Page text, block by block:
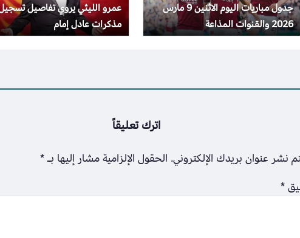
جدول مباريات اليوم الاثنين 9 مارس
2026 والقنوات المذاعة
عمرو الليثي يروي تفاصيل
مذكرات عادل إمام
اترك تعليقاً
نشر عنوان بريدك الإلكتروني. الحقول الإلزامية مشار إليها بـ*
*